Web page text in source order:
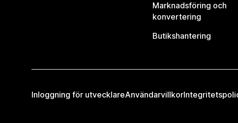
Marknadsföring och
konvertering
Butikshantering
Inloggning för utvecklareAnvändarvillkor